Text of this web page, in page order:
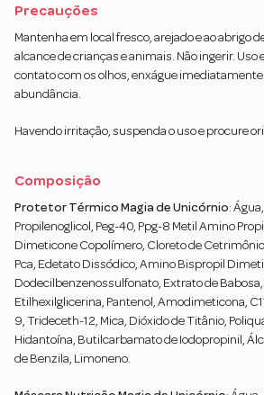
Precauções
Mantenha em local fresco, arejado e ao abrigo
alcance de crianças e animais. Não ingerir. Uso
contato com os olhos, enxágue
abundância.
Havendo irritação, suspenda o uso e procure
Composição
Protetor Térmico Magia de Unicórnio:
Propilenoglicol, Peg-40, Ppg-8 Metil Amino
Dimeticone Copolímero, Cloreto de
Pca, Edetato Dissódico, Amino Bispropil
Dodecilbenzenossulfonato, Extrato de Babosa,
Etilhexilglicerina, Pantenol, Amodimeticona,
9, Trideceth-12, Mica, Dióxido de Titânio,
Hidantoína, Butilcarbamato de Iodopropinil,
de Benzila, Limoneno.